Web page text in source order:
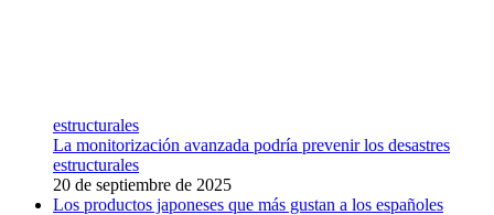
estructurales
La monitorización avanzada podría prevenir los desastres
estructurales
20 de septiembre de 2025
Los productos japoneses que más gustan a los españoles